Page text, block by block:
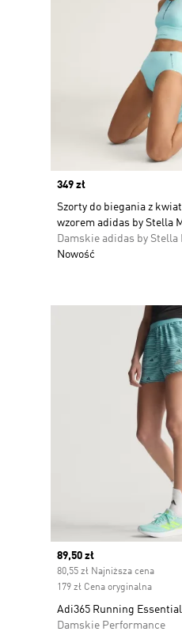
Price
349 zł
Szorty do biegania z
wzorem adidas by Stella
Damskie adidas by Stella
Nowość
Current price
89,50 zł
80,55 zł Najniższa cena
179 zł Cena oryginalna
Adi365 Running
Damskie Performance